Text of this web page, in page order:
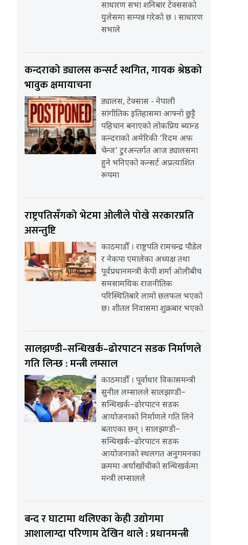
साधारण सभा शनिबार टेक्ससको
युलेसमा सम्पन्न गरेको छ । साधारण
सभाले
कन्दराको ड्यालस कन्सर्ट स्थगित, गायक श्रेष्ठको
भावुक क्षमायाचना
ड्यालस, टेक्सास - नेपाली
सांगीतिक इतिहासमा आफ्नो छुट्टै
पहिचान बनाएको लोकप्रिय ब्यान्ड
कन्दराको अमेरिकी ‘रिदम अफ
चेन्ज’ टुरअन्तर्गत आज ड्यालसमा
हुने भनिएको कन्सर्ट अप्रत्याशित
रूपमा
राष्ट्रपतिसँगको भेटमा ओलीले पोखे सरकारप्रति
असन्तुष्टि
काठमाडौँ । राष्ट्रपति रामचन्द्र पौडेल
र नेकपा एमालेका अध्यक्ष तथा
पूर्वप्रधानमन्त्री केपी शर्मा ओलीबीच
समसामयिक राजनीतिक
परिस्थितिबारे लामो छलफल भएको
छ। शीतल निवासमा शुक्रबार भएको
सालझण्डी–सन्धिखर्क–ढोरपाटन सडक निर्माणले
गति लिन्छ : मन्त्री लम्साल
काठमाडौँ । पूर्वाधार विकासमन्त्री
सुनील लम्सालले सालझण्डी–
सन्धिखर्क–ढोरपाटन सडक
आयोजनाको निर्माणले गति लिने
बताएका छन् । सालझण्डी–
सन्धिखर्क–ढोरपाटन सडक
आयोजनाको स्थलगत अनुगमनका
क्रममा अर्घाखाँचीको सन्धिखर्कमा
मन्त्री लम्सालले
बन्द र घाटामा थलिएका केही उद्योगमा
आशालाग्दा परिणाम देखिन थाले : प्रधानमन्त्री